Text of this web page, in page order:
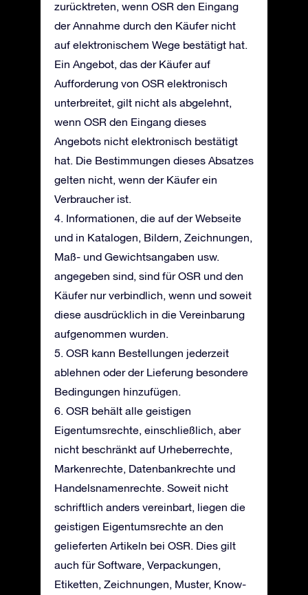
zurücktreten, wenn OSR den Eingang
der Annahme durch den Käufer nicht
auf elektronischem Wege bestätigt hat.
Ein Angebot, das der Käufer auf
Aufforderung von OSR elektronisch
unterbreitet, gilt nicht als abgelehnt,
wenn OSR den Eingang dieses
Angebots nicht elektronisch bestätigt
hat. Die Bestimmungen dieses Absatzes
gelten nicht, wenn der Käufer ein
Verbraucher ist.
4. Informationen, die auf der Webseite
und in Katalogen, Bildern, Zeichnungen,
Maß- und Gewichtsangaben usw.
angegeben sind, sind für OSR und den
Käufer nur verbindlich, wenn und soweit
diese ausdrücklich in die Vereinbarung
aufgenommen wurden.
5. OSR kann Bestellungen jederzeit
ablehnen oder der Lieferung besondere
Bedingungen hinzufügen.
6. OSR behält alle geistigen
Eigentumsrechte, einschließlich, aber
nicht beschränkt auf Urheberrechte,
Markenrechte, Datenbankrechte und
Handelsnamenrechte. Soweit nicht
schriftlich anders vereinbart, liegen die
geistigen Eigentumsrechte an den
gelieferten Artikeln bei OSR. Dies gilt
auch für Software, Verpackungen,
Etiketten, Zeichnungen, Muster, Know-